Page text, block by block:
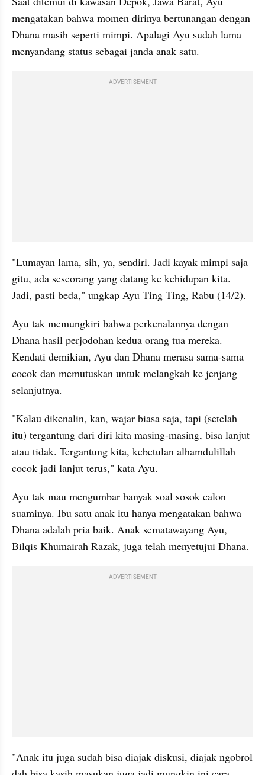
mengatakan bahwa momen dirinya bertunangan dengan
Dhana masih seperti mimpi. Apalagi Ayu sudah lama
menyandang status sebagai janda anak satu.
ADVERTISEMENT
"Lumayan lama, sih, ya, sendiri. Jadi kayak mimpi saja
gitu, ada seseorang yang datang ke kehidupan kita.
Jadi, pasti beda," ungkap Ayu Ting Ting, Rabu (14/2).
Ayu tak memungkiri bahwa perkenalannya dengan
Dhana hasil perjodohan kedua orang tua mereka.
Kendati demikian, Ayu dan Dhana merasa sama-sama
cocok dan memutuskan untuk melangkah ke jenjang
selanjutnya.
"Kalau dikenalin, kan, wajar biasa saja, tapi (setelah
itu) tergantung dari diri kita masing-masing, bisa lanjut
atau tidak. Tergantung kita, kebetulan alhamdulillah
cocok jadi lanjut terus," kata Ayu.
Ayu tak mau mengumbar banyak soal sosok calon
suaminya. Ibu satu anak itu hanya mengatakan bahwa
Dhana adalah pria baik. Anak sematawayang Ayu,
Bilqis Khumairah Razak, juga telah menyetujui Dhana.
ADVERTISEMENT
"Anak itu juga sudah bisa diajak diskusi, diajak ngobrol